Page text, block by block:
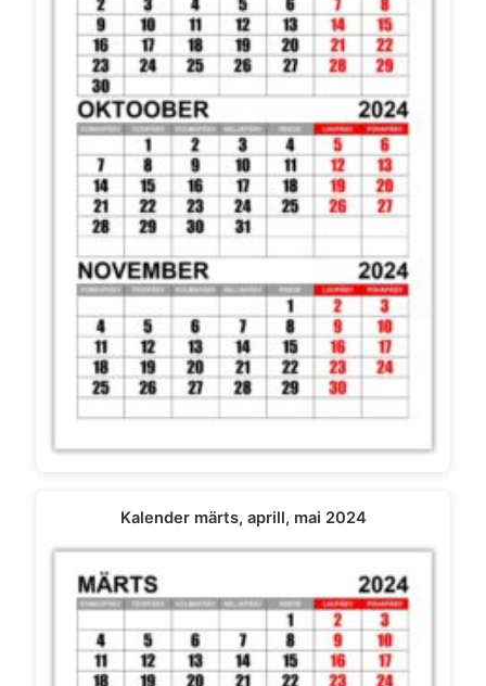
Kalender märts, aprill, mai 2024